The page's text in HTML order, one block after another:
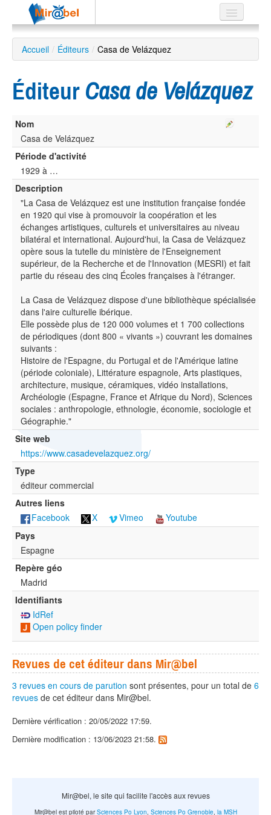
Le réseau
Soutien
Listes
Recherche
avancée
EN
ES
?
Accueil / Éditeurs / Casa de Velázquez
Éditeur Casa de Velázquez
Nom
Casa de Velázquez
Période d'activité
1929 à …
Description
"La Casa de Velázquez est une institution française fondée
en 1920 qui vise à promouvoir la coopération et les
échanges artistiques, culturels et universitaires au niveau
bilatéral et international. Aujourd'hui, la Casa de Velázquez
opère sous la tutelle du ministère de l'Enseignement
supérieur, de la Recherche et de l'Innovation (MESRI) et fait
partie du réseau des cinq Écoles françaises à l'étranger.
La Casa de Velázquez dispose d'une bibliothèque spécialisée
dans l'aire culturelle ibérique.
Elle possède plus de 120 000 volumes et 1 700 collections
de périodiques (dont 800 « vivants ») couvrant les domaines
suivants :
Histoire de l'Espagne, du Portugal et de l'Amérique latine
(période coloniale), Littérature espagnole, Arts plastiques,
architecture, musique, céramiques, vidéo installations,
Archéologie (Espagne, France et Afrique du Nord), Sciences
sociales : anthropologie, ethnologie, économie, sociologie et
Géographie."
Site web
https://www.casadevelazquez.org/
Type
éditeur commercial
Autres liens
Facebook
X Vimeo
Youtube
Pays
Espagne
Repère géo
Madrid
Identifiants
IdRef
Open policy finder
Revues de cet éditeur dans Mir@bel
3 revues en cours de parution sont présentes, pour un total de 6
revues de cet éditeur dans Mir@bel.
Dernière vérification : 20/05/2022 17:59.
Dernière modification : 13/06/2023 21:58.
Mir@bel, le site qui facilite l'accès aux revues
Mir@bel est piloté parSciences Po Lyon, Sciences Po Grenoble, la MSH